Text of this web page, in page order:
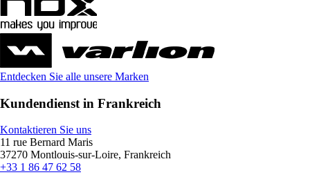
Entdecken Sie alle unsere Marken
Kundendienst in Frankreich
Kontaktieren Sie uns
11 rue Bernard Maris
37270 Montlouis-sur-Loire, Frankreich
+33 1 86 47 62 58